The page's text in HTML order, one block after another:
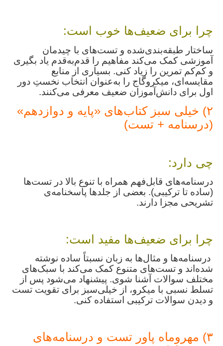
چرا برای ضعیف‌ها خوب است:
ساختار طبقه‌بندی‌شده و تست‌های با چیدمان
آموزشی کمک می‌کند مفاهیم را قدم‌به‌قدم یاد بگیری
و کم‌‌کم تمرین را زیاد کنی. بسیاری از منابع
مقایسه‌ای، میکروگاج را به‌عنوان انتخاب نخستِ دور
اول برای دانش‌آموزان ضعیف معرفی می‌کنند.
۲) خیلی سبز کتاب‌های «پایه و دوازدهم»
(درسنامه + تست)
چی دارد:
درسنامه‌های قابل‌فهم همراه با تنوع بالا در تست‌ها
(ساده تا ترکیبی). بعضی از جلدها پاسخنامه‌ی
تشریحی مجزا دارند.
چرا برای ضعیف‌ها مفید است:
درسنامه‌ها و مثال‌ها به زبان نسبتاً ساده نوشته
شده‌اند و تست‌های متنوع کمک می‌کند با سبک‌های
مختلف سوالات آشنا شوی. پیشنهاد می‌شود پس از
تسلط نسبی با میکرو، از خیلی‌سبز برای تقویت تست
و دیدن سوالات ترکیبی استفاده کنی.
۳) مهروماه پاور تست و درسنامه‌های